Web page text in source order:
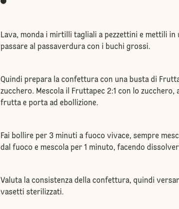
Lava, monda i mirtilli tagliali a pezzettini e mettili in
passare al passaverdura con i buchi grossi.
Quindi prepara la confettura con una busta di
zucchero. Mescola il Fruttapec 2:1 con lo zucchero,
frutta e porta ad ebollizione.
Fai bollire per 3 minuti a fuoco vivace, sempre
dal fuoco e mescola per 1 minuto, facendo
Valuta la consistenza della confettura, quindi
vasetti sterilizzati.